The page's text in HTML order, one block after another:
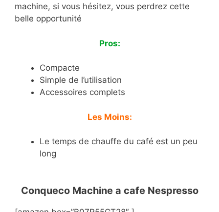
machine, si vous hésitez, vous perdrez cette
belle opportunité
Pros:
Compacte
Simple de l’utilisation
Accessoires complets
Les Moins:
Le temps de chauffe du café est un peu
long
Conqueco Machine a cafe Nespresso